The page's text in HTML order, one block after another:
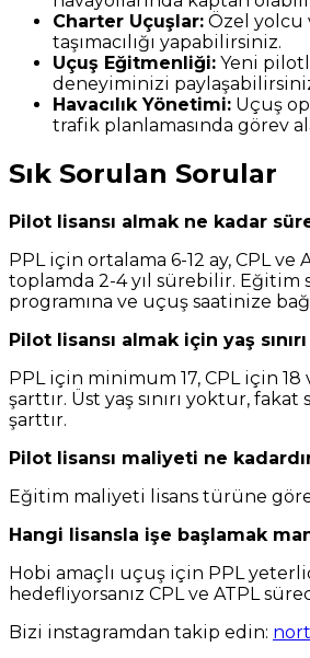
Charter Uçuşlar: Özel yolcu
taşımacılığı yapabilirsiniz.
Uçuş Eğitmenliği: Yeni
deneyiminizi
Havacılık Yönetimi: Uçuş
trafik planlamasında görev
Sık Sorulan Sorular
Pilot lisansı almak ne kadar
PPL için ortalama 6-12 ay, CPL ve
toplamda 2-4 yıl sürebilir. Eğitim
programına ve uçuş saatinize
Pilot lisansı almak için yaş
PPL için minimum 17, CPL için 18
şarttır. Üst yaş sınırı yoktur,
şarttır.
Pilot lisansı maliyeti ne
Eğitim maliyeti lisans türüne
Hangi lisansla işe başlamak
Hobi amaçlı uçuş için PPL
hedefliyorsanız CPL ve ATPL
Bizi instagramdan takip edin: